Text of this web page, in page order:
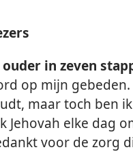
in zeven
op mijn
maar toch ben
Jehovah elke dag
voor de zorg